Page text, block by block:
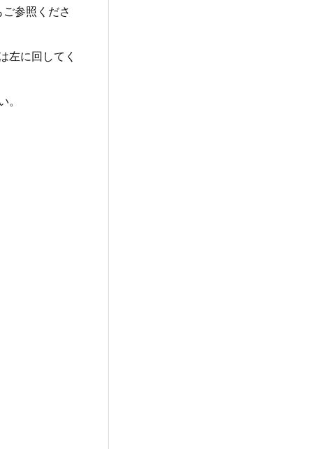
ご参照くださ
左に回してく
。